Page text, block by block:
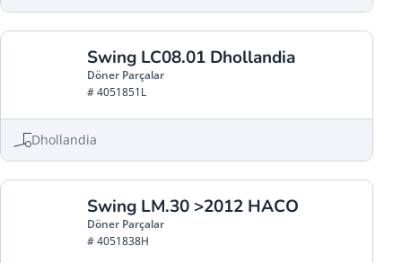
Swing LC08.01 Dhollandia
Döner Parçalar
# 4051851L
Dhollandia
Swing LM.30 >2012 HACO
Döner Parçalar
# 4051838H